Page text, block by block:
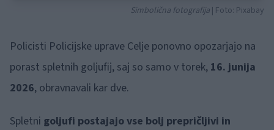
Simbolična fotografija | Foto: Pixabay
Policisti Policijske uprave Celje ponovno opozarjajo na
porast spletnih goljufij, saj so samo v torek, 16. junija
2026, obravnavali kar dve.
Spletni goljufi postajajo vse bolj prepričljivi in